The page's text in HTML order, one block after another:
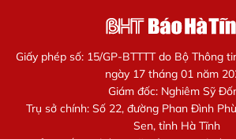
Giấy phép số: 15/GP-BTTTT do Bộ Thông
ngày 17 tháng 01 năm
Giám đốc: Nghiêm Sỹ
Trụ sở chính: Số 22, đường Phan Đình
Sen, tỉnh Hà Tĩnh